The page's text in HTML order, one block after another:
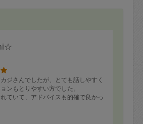
ジさんでしたが、とても話しやすく
ンもとりやすい方でした。
ていて、アドバイスも的確で良かっ
した。